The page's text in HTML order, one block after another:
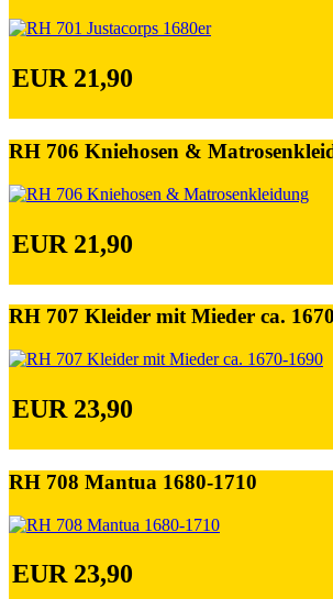
EUR 21,90
RH 706 Kniehosen &
EUR 21,90
RH 707 Kleider mit Mieder ca.
EUR 23,90
RH 708 Mantua 1680-1710
EUR 23,90